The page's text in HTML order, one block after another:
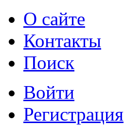
О сайте
Контакты
Поиск
Войти
Регистрация